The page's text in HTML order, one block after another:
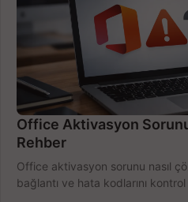
Office Aktivasyon Sorunu
Rehber
Office aktivasyon sorunu nasıl
bağlantı ve hata kodlarını